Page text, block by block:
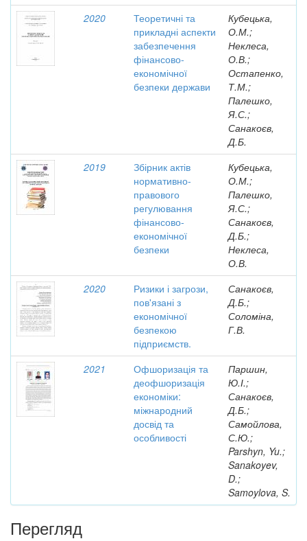
2020
Теоретичні та
прикладні аспекти
забезпечення
фінансово-
економічної
безпеки держави
Кубецька,
О.М.;
Неклеса,
О.В.;
Остапенко,
Т.М.;
Палешко,
Я.С.;
Санакоєв,
Д.Б.
2019
Збірник актів
нормативно-
правового
регулювання
фінансово-
економічної
безпеки
Кубецька,
О.М.;
Палешко,
Я.С.;
Санакоєв,
Д.Б.;
Неклеса,
О.В.
2020
Ризики і загрози,
пов'язані з
економічної
безпекою
підприємств.
Санакоєв,
Д.Б.;
Соломіна,
Г.В.
2021
Офшоризація та
деофшоризація
економіки:
міжнародний
досвід та
особливості
Паршин,
Ю.І.;
Санакоєв,
Д.Б.;
Самойлова,
С.Ю.;
Parshyn, Yu.;
Sanakoyev,
D.;
Samoylova, S.
Перегляд